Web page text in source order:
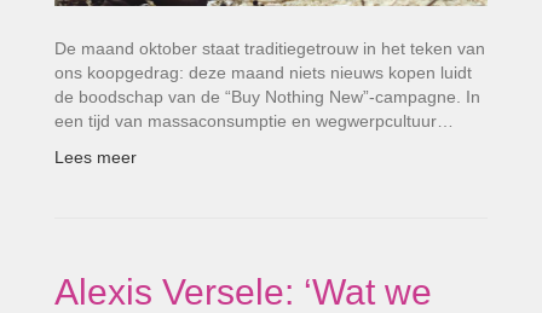
De maand oktober staat traditiegetrouw in het teken van
ons koopgedrag: deze maand niets nieuws kopen luidt
de boodschap van de “Buy Nothing New”-campagne. In
een tijd van massaconsumptie en wegwerpcultuur…
Lees meer
Alexis Versele: ‘Wat we